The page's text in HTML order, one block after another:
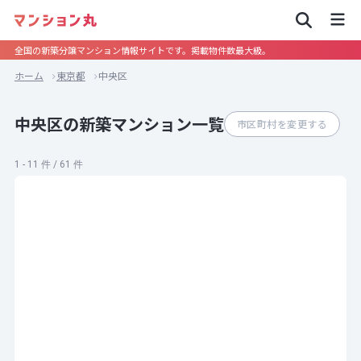
全国の新築分譲マンション情報サイトです。掲載物件数最大級。
ホーム 東京都 中央区
中央区の新築マンション一覧 市区町村を変更する
1 - 11 件 / 61 件